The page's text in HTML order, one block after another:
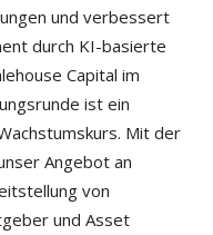
und verbessert
durch KI-basierte
Capital im
ist ein
Mit der
Angebot an
von
und Asset